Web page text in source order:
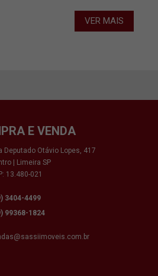
VER MAIS
E VENDA
Deputado Otávio Lopes, 417
| Limeira SP
13.480-021
3404-4499
99368-1824